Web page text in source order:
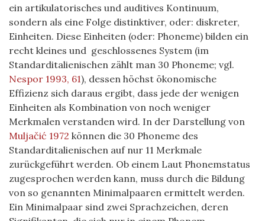
ein artikulatorisches und auditives Kontinuum,
sondern als eine Folge distinktiver, oder: diskreter,
Einheiten. Diese Einheiten (oder: Phoneme) bilden ein
recht kleines und geschlossenes System (im
Standarditalienischen zählt man 30 Phoneme; vgl.
Nespor 1993, 61), dessen höchst ökonomische
Effizienz sich daraus ergibt, dass jede der wenigen
Einheiten als Kombination von noch weniger
Merkmalen verstanden wird. In der Darstellung von
Muljačić 1972 können die 30 Phoneme des
Standarditalienischen auf nur 11 Merkmale
zurückgeführt werden. Ob einem Laut Phonemstatus
zugesprochen werden kann, muss durch die Bildung
von so genannten Minimalpaaren ermittelt werden.
Ein Minimalpaar sind zwei Sprachzeichen, deren